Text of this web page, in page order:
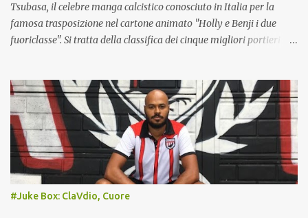
Tsubasa, il celebre manga calcistico conosciuto in Italia per la
famosa trasposizione nel cartone animato "Holly e Benji i due
fuoriclasse". Si tratta della classifica dei cinque migliori portieri
storico portiere messicano Jorge Campos , famoso per le
variopinte divise sfoggiate tra i pali (che lui stesso disegnava) e per
il doppio ruolo che ricopriva. Giocò infatti diverse partite nel ruolo
di attaccante, segnando in carriera 38 reti. Espadas condivide
queste caratteristiche: con la differenza che, pure da portiere,
Espadas non disdegna incursioni offensive. Dà del filo da torcere al
Giappone nella sfida inaugurale del World Youth: pur non essendo
un portiere di corporatura robusta, ha una presa molto potente,
#Juke Box: ClaVdio, Cuore